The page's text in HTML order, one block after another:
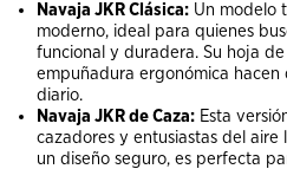
Navaja JKR Clásica: Un modelo
moderno, ideal para quienes
funcional y duradera. Su hoja
empuñadura ergonómica
diario.
Navaja JKR de Caza: Esta
cazadores y entusiastas del
un diseño seguro, es perfecta